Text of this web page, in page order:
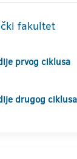
fakultet
prvog ciklusa
drugog ciklusa